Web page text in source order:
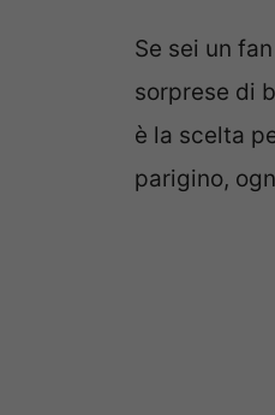
Se sei un
sorprese di
è la scelta
parigino,